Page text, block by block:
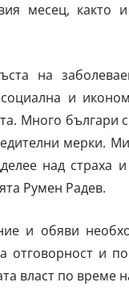
месец,
на
и
Много
мерки.
над страха
Румен Радев.
и обяви
отговорност и
власт по време